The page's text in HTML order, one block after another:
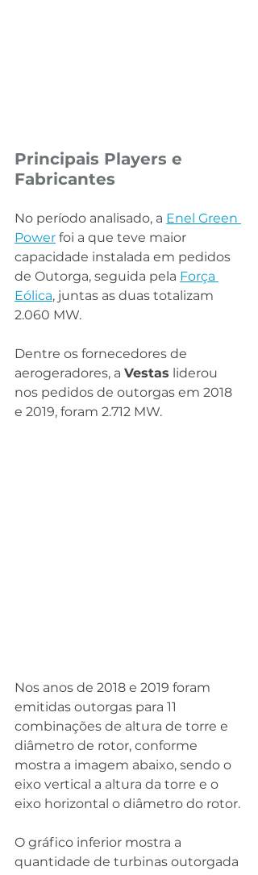
Principais Players e
Fabricantes
No período analisado, a Enel Green
Power foi a que teve maior
capacidade instalada em pedidos
de Outorga, seguida pela Força
Eólica, juntas as duas totalizam
2.060 MW.
Dentre os fornecedores de
aerogeradores, a Vestas liderou
nos pedidos de outorgas em 2018
e 2019, foram 2.712 MW.
Nos anos de 2018 e 2019 foram
emitidas outorgas para 11
combinações de altura de torre e
diâmetro de rotor, conforme
mostra a imagem abaixo, sendo o
eixo vertical a altura da torre e o
eixo horizontal o diâmetro do rotor.
O gráfico inferior mostra a
quantidade de turbinas outorgada